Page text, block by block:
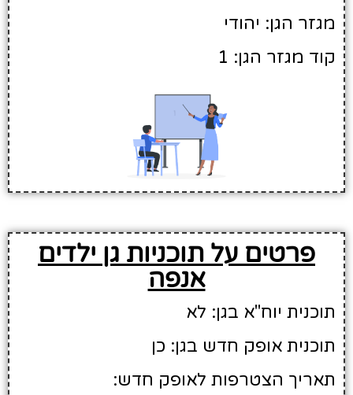
מגזר הגן: יהודי
קוד מגזר הגן: 1
פרטים על תוכניות גן ילדים
אנפה
תוכנית יוח"א בגן: לא
תוכנית אופק חדש בגן: כן
תאריך הצטרפות לאופק חדש: